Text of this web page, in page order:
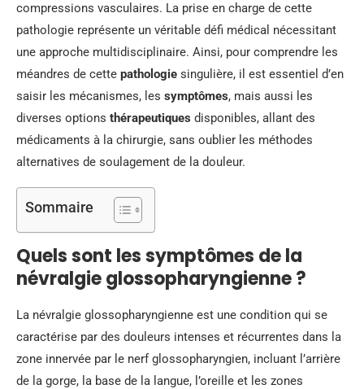
compressions vasculaires. La prise en charge de cette
pathologie représente un véritable défi médical nécessitant
une approche multidisciplinaire. Ainsi, pour comprendre les
méandres de cette pathologie singulière, il est essentiel d’en
saisir les mécanismes, les symptômes, mais aussi les
diverses options thérapeutiques disponibles, allant des
médicaments à la chirurgie, sans oublier les méthodes
alternatives de soulagement de la douleur.
Sommaire
Quels sont les symptômes de la
névralgie glossopharyngienne ?
La névralgie glossopharyngienne est une condition qui se
caractérise par des douleurs intenses et récurrentes dans la
zone innervée par le nerf glossopharyngien, incluant l’arrière
de la gorge, la base de la langue, l’oreille et les zones